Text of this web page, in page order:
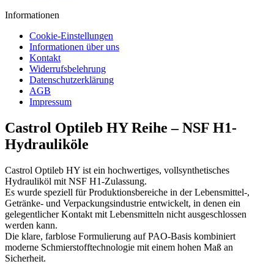
Informationen
Cookie-Einstellungen
Informationen über uns
Kontakt
Widerrufsbelehrung
Datenschutzerklärung
AGB
Impressum
Castrol Optileb HY Reihe – NSF H1-
Hydrauliköle
Castrol Optileb HY ist ein hochwertiges, vollsynthetisches
Hydrauliköl mit NSF H1-Zulassung.
Es wurde speziell für Produktionsbereiche in der Lebensmittel-,
Getränke- und Verpackungsindustrie entwickelt, in denen ein
gelegentlicher Kontakt mit Lebensmitteln nicht ausgeschlossen
werden kann.
Die klare, farblose Formulierung auf PAO-Basis kombiniert
moderne Schmierstofftechnologie mit einem hohen Maß an
Sicherheit.